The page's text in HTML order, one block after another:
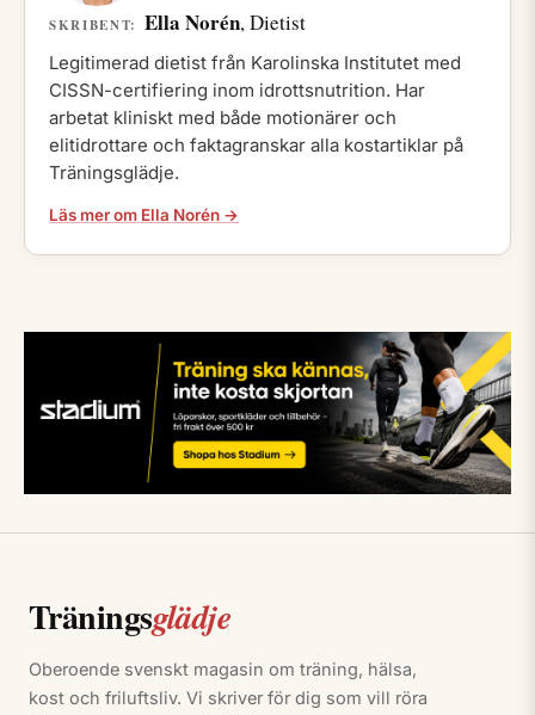
SKRIBENT: Ella Norén, Dietist
Legitimerad dietist från Karolinska Institutet med
CISSN-certifiering inom idrottsnutrition. Har
arbetat kliniskt med både motionärer och
elitidrottare och faktagranskar alla kostartiklar på
Träningsglädje.
Läs mer om Ella Norén →
Träningsglädje
Oberoende svenskt magasin om träning, hälsa,
kost och friluftsliv. Vi skriver för dig som vill röra